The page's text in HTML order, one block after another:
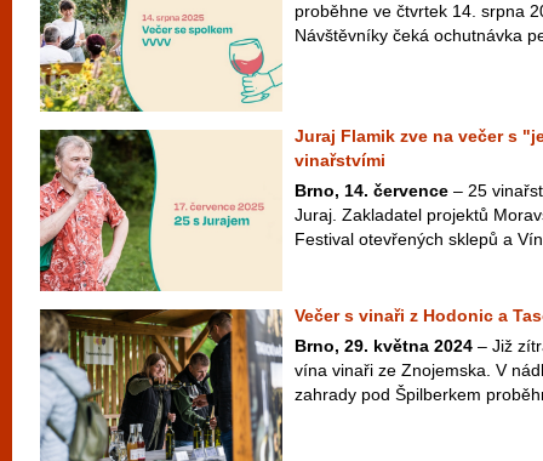
proběhne ve čtvrtek 14. srpna
Návštěvníky čeká ochutnávka
Juraj Flamik zve na večer s
vinařstvími
Brno, 14. července – 25
Juraj. Zakladatel projektů
Festival otevřených sklepů a
Večer s vinaři z Hodonic a
Brno, 29. května 2024 – Již
vína vinaři ze Znojemska. V
zahrady pod Špilberkem